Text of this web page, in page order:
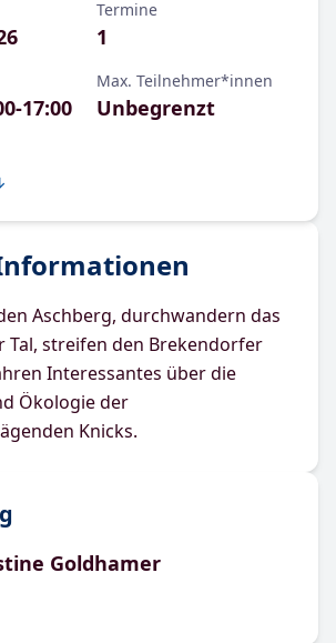
Termine
1
17:00
Max. Teilnehmer*innen
Unbegrenzt
Aschberg, durchwandern das
Tal, streifen den Brekendorfer
Interessantes über die
Ökologie der
Knicks.
Goldhamer